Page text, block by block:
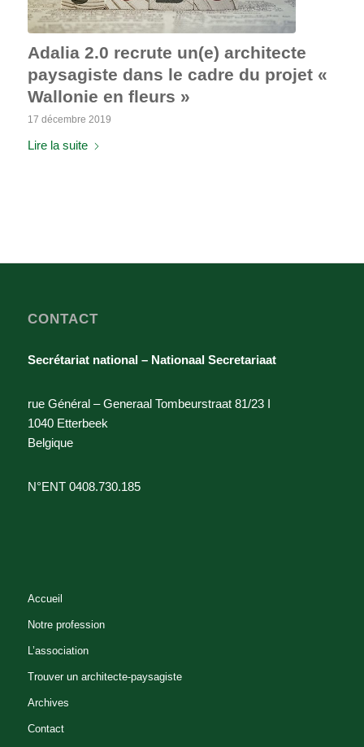
Adalia 2.0 recrute un(e) architecte
paysagiste dans le cadre du projet «
Wallonie en fleurs »
17 décembre 2019
Lire la suite
CONTACT
Secrétariat national – Nationaal Secretariaat
rue Général – Generaal Tombeurstraat 81/23 I
1040 Etterbeek
Belgique
N°ENT 0408.730.185
Accueil
Notre profession
L’association
Trouver un architecte-paysagiste
Archives
Contact